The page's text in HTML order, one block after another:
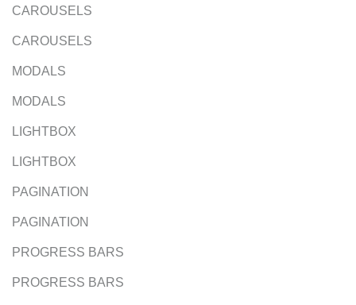
CAROUSELS
CAROUSELS
MODALS
MODALS
LIGHTBOX
LIGHTBOX
PAGINATION
PAGINATION
PROGRESS BARS
PROGRESS BARS